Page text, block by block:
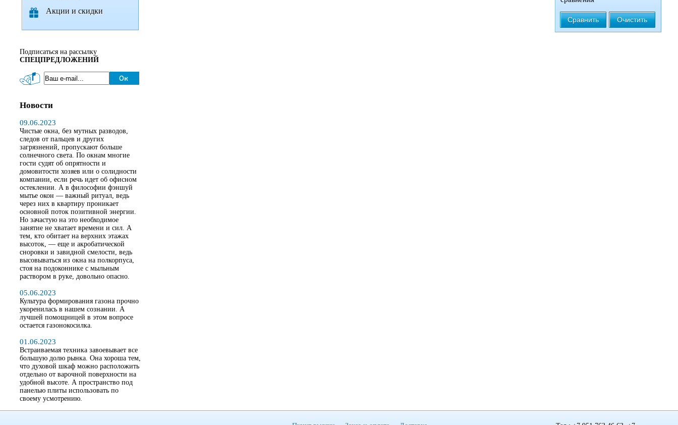
Акции и скидки
Подписаться на рассылку
СПЕЦПРЕДЛОЖЕНИЙ
Новости
09.06.2023
Чистые окна, без мутных разводов,
следов от пальцев и других
загрязнений, пропускают больше
солнечного света. По окнам многие
гости судят об опрятности и
домовитости хозяев или о солидности
компании, если речь идет об офисном
остеклении. А в философии фэншуй
мытье окон — важный ритуал, ведь
через них в квартиру проникает
основной поток позитивной энергии.
Но зачастую на это необходимое
занятие не хватает времени и сил. А
тем, кто обитает на верхних этажах
высоток, — еще и акробатической
сноровки и завидной смелости, ведь
высовываться из окна на полкорпуса,
стоя на подоконнике с мыльным
раствором в руке, довольно опасно.
05.06.2023
Культура формирования газона прочно
укоренилась в нашем сознании. А
лучшей помощницей в этом вопросе
остается газонокосилка.
01.06.2023
Встраиваемая техника завоевывает все
большую долю рынка. Она хороша тем,
что духовой шкаф можно расположить
отдельно от варочной поверхности на
удобной высоте. А пространство под
панелью плиты использовать по
своему усмотрению.